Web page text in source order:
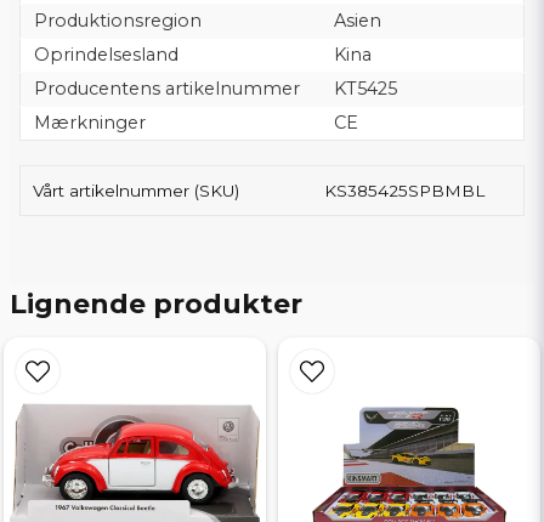
Produktionsregion
Asien
Oprindelsesland
Kina
Producentens artikelnummer
KT5425
Mærkninger
CE
Vårt artikelnummer (SKU) KS385425SPBMBL
Lignende produkter